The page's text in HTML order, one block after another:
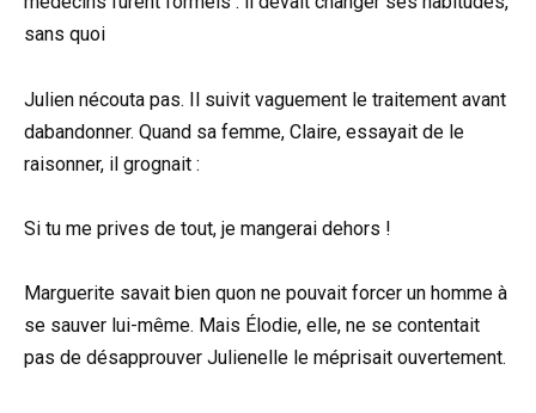
sans quoi
Julien nécouta pas. Il suivit vaguement le traitement avant
dabandonner. Quand sa femme, Claire, essayait de le
raisonner, il grognait :
Si tu me prives de tout, je mangerai dehors !
Marguerite savait bien quon ne pouvait forcer un homme à
se sauver lui-même. Mais Élodie, elle, ne se contentait
pas de désapprouver Julienelle le méprisait ouvertement.